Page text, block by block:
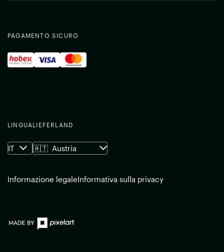
PAGAMENTO SICURO
LINGUA
IT
LIEFERLAND
🇦🇹 Austria
Informazione legaleInformativa sulla privacy